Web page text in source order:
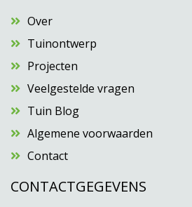
Over
Tuinontwerp
Projecten
Veelgestelde vragen
Tuin Blog
Algemene voorwaarden
Contact
CONTACTGEGEVENS